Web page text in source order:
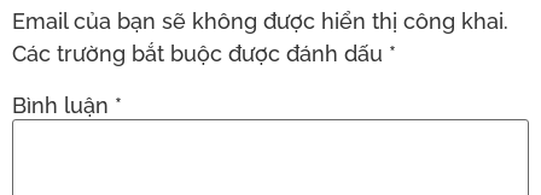
Email của bạn sẽ không được hiển thị công khai.
Các trường bắt buộc được đánh dấu *
Bình luận *